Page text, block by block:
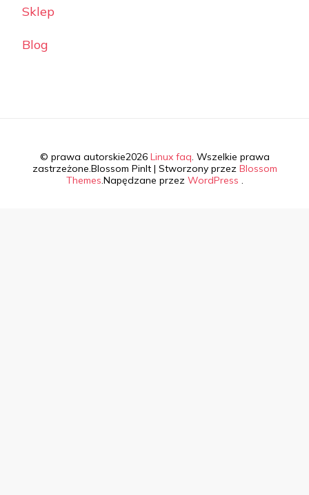
Sklep
Blog
© prawa autorskie2026 Linux faq. Wszelkie prawa
zastrzeżone.Blossom PinIt | Stworzony przez Blossom
Themes.Napędzane przez WordPress .